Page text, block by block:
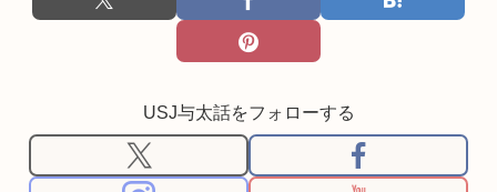
USJ与太話をフォローする